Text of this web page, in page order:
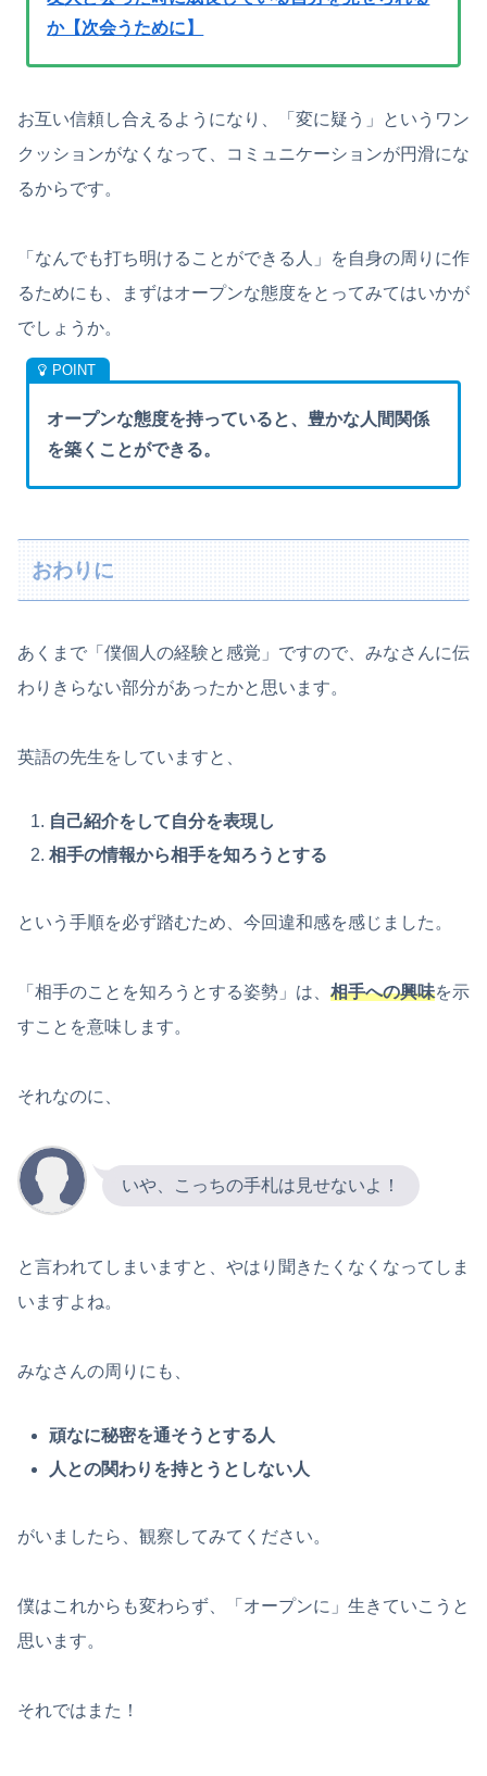
か【次会うために】
お互い信頼し合えるようになり、「変に疑う」というワン
クッションがなくなって、コミュニケーションが円滑にな
るからです。
「なんでも打ち明けることができる人」を自身の周りに作
るためにも、まずはオープンな態度をとってみてはいかが
でしょうか。
オープンな態度を持っていると、豊かな人間関係
を築くことができる。
おわりに
あくまで「僕個人の経験と感覚」ですので、みなさんに伝
わりきらない部分があったかと思います。
英語の先生をしていますと、
自己紹介をして自分を表現し
相手の情報から相手を知ろうとする
という手順を必ず踏むため、今回違和感を感じました。
「相手のことを知ろうとする姿勢」は、 相手への興味を示
すことを意味します。
それなのに、
いや、こっちの手札は見せないよ！
と言われてしまいますと、やはり聞きたくなくなってしま
いますよね。
みなさんの周りにも、
頑なに秘密を通そうとする人
人との関わりを持とうとしない人
がいましたら、観察してみてください。
僕はこれからも変わらず、「オープンに」生きていこうと
思います。
それではまた！